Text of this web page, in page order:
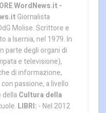
WordNews.it -
Giornalista
Molise. Scrittore e
a Isernia, nel 1979. In
parte degli organi di
e televisione),
di informazione,
passione, a livello
della Cultura della
LIBRI: - Nel 2012